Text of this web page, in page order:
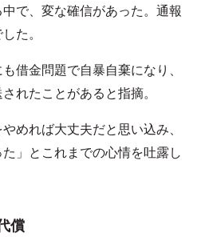
で、変な確信があった。通報
た。
借金問題で自暴自棄になり、
れたことがあると指摘。
めれば大丈夫だと思い込み、
」とこれまでの心情を吐露し
償